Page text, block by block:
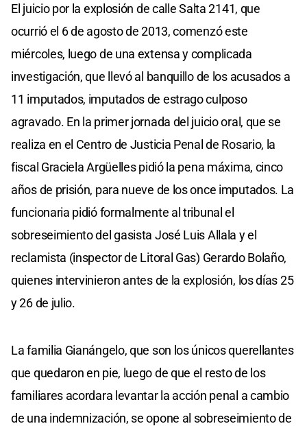
El juicio por la explosión de calle Salta 2141, que
ocurrió el 6 de agosto de 2013, comenzó este
miércoles, luego de una extensa y complicada
investigación, que llevó al banquillo de los acusados a
11 imputados, imputados de estrago culposo
agravado. En la primer jornada del juicio oral, que se
realiza en el Centro de Justicia Penal de Rosario, la
fiscal Graciela Argüelles pidió la pena máxima, cinco
años de prisión, para nueve de los once imputados. La
funcionaria pidió formalmente al tribunal el
sobreseimiento del gasista José Luis Allala y el
reclamista (inspector de Litoral Gas) Gerardo Bolaño,
quienes intervinieron antes de la explosión, los días 25
y 26 de julio.
La familia Gianángelo, que son los únicos querellantes
que quedaron en pie, luego de que el resto de los
familiares acordara levantar la acción penal a cambio
de una indemnización, se opone al sobreseimiento de